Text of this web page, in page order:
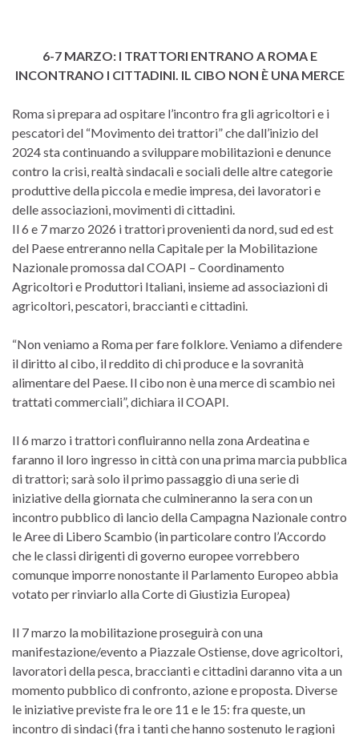
6-7 MARZO: I TRATTORI ENTRANO A ROMA E
INCONTRANO I CITTADINI. IL CIBO NON È UNA MERCE
Roma si prepara ad ospitare l’incontro fra gli agricoltori e i
pescatori del “Movimento dei trattori” che dall’inizio del
2024 sta continuando a sviluppare mobilitazioni e denunce
contro la crisi, realtà sindacali e sociali delle altre categorie
produttive della piccola e medie impresa, dei lavoratori e
delle associazioni, movimenti di cittadini.
Il 6 e 7 marzo 2026 i trattori provenienti da nord, sud ed est
del Paese entreranno nella Capitale per la Mobilitazione
Nazionale promossa dal COAPI – Coordinamento
Agricoltori e Produttori Italiani, insieme ad associazioni di
agricoltori, pescatori, braccianti e cittadini.
“Non veniamo a Roma per fare folklore. Veniamo a difendere
il diritto al cibo, il reddito di chi produce e la sovranità
alimentare del Paese. Il cibo non è una merce di scambio nei
trattati commerciali”, dichiara il COAPI.
Il 6 marzo i trattori confluiranno nella zona Ardeatina e
faranno il loro ingresso in città con una prima marcia pubblica
di trattori; sarà solo il primo passaggio di una serie di
iniziative della giornata che culmineranno la sera con un
incontro pubblico di lancio della Campagna Nazionale contro
le Aree di Libero Scambio (in particolare contro l’Accordo
che le classi dirigenti di governo europee vorrebbero
comunque imporre nonostante il Parlamento Europeo abbia
votato per rinviarlo alla Corte di Giustizia Europea)
Il 7 marzo la mobilitazione proseguirà con una
manifestazione/evento a Piazzale Ostiense, dove agricoltori,
lavoratori della pesca, braccianti e cittadini daranno vita a un
momento pubblico di confronto, azione e proposta. Diverse
le iniziative previste fra le ore 11 e le 15: fra queste, un
incontro di sindaci (fra i tanti che hanno sostenuto le ragioni